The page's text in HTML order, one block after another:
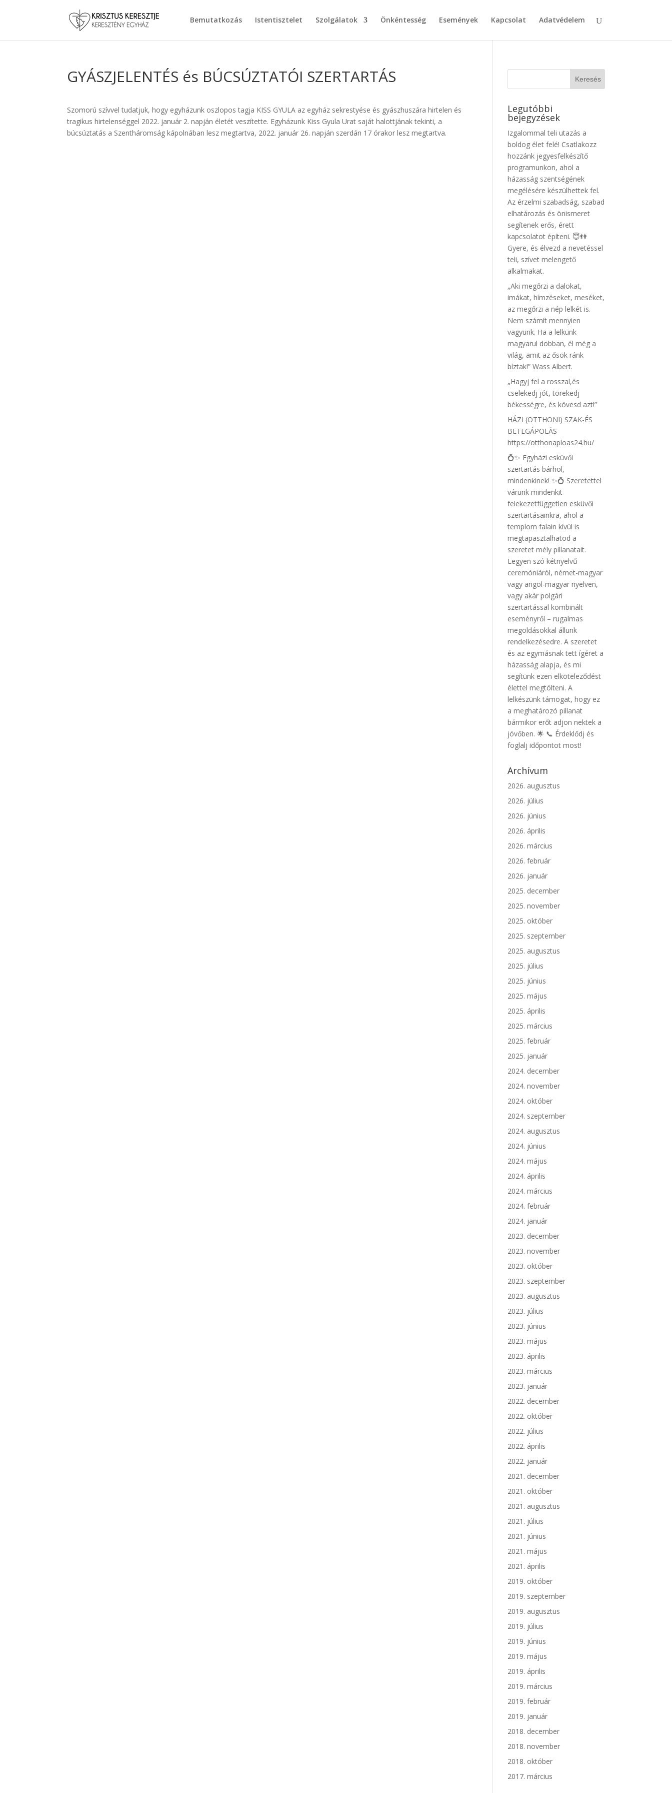
Bemutatkozás Istentisztelet Szolgálatok Önkéntesség Események Kapcsolat Adatvédelem
GYÁSZJELENTÉS és BÚCSÚZTATÓI SZERTARTÁS
Szomorú szívvel tudatjuk, hogy egyházunk oszlopos tagja KISS GYULA az egyház sekrestyése és gyászhuszára hirtelen és
tragikus hirtelenséggel 2022. január 2. napján életét veszítette. Egyházunk Kiss Gyula Urat saját halottjának tekinti, a
búcsúztatás a Szentháromság kápolnában lesz megtartva, 2022. január 26. napján szerdán 17 órakor lesz megtartva.
Legutóbbi
bejegyzések
Izgalommal teli utazás a
boldog élet felé! Csatlakozz
hozzánk jegyesfelkészítő
programunkon, ahol a
házasság szentségének
megélésére készülhettek fel.
Az érzelmi szabadság, szabad
elhatározás és önismeret
segítenek erős, érett
kapcsolatot építeni. 😇👫
Gyere, és élvezd a nevetéssel
teli, szívet melengető
alkalmakat.
„Aki megőrzi a dalokat,
imákat, hímzéseket, meséket,
az megőrzi a nép lelkét is.
Nem számít mennyien
vagyunk. Ha a lelkünk
magyarul dobban, él még a
világ, amit az ősök ránk
bíztak!” Wass Albert.
„Hagyj fel a rosszal,és
cselekedj jót, törekedj
békességre, és kövesd azt!”
HÁZI (OTTHONI) SZAK-ÉS
BETEGÁPOLÁS
https://otthonaploas24.hu/
💍✨ Egyházi esküvői
szertartás bárhol,
mindenkinek! ✨💍 Szeretettel
várunk mindenkit
felekezetfüggetlen esküvői
szertartásainkra, ahol a
templom falain kívül is
megtapasztalhatod a
szeretet mély pillanatait.
Legyen szó kétnyelvű
ceremóniáról, német-magyar
vagy angol-magyar nyelven,
vagy akár polgári
szertartással kombinált
eseményről – rugalmas
megoldásokkal állunk
rendelkezésedre. A szeretet
és az egymásnak tett ígéret a
házasság alapja, és mi
segítünk ezen elköteleződést
élettel megtölteni. A
lelkészünk támogat, hogy ez
a meghatározó pillanat
bármikor erőt adjon nektek a
jövőben. 🌟 📞 Érdeklődj és
foglalj időpontot most!
Archívum
2026. augusztus
2026. július
2026. június
2026. április
2026. március
2026. február
2026. január
2025. december
2025. november
2025. október
2025. szeptember
2025. augusztus
2025. július
2025. június
2025. május
2025. április
2025. március
2025. február
2025. január
2024. december
2024. november
2024. október
2024. szeptember
2024. augusztus
2024. június
2024. május
2024. április
2024. március
2024. február
2024. január
2023. december
2023. november
2023. október
2023. szeptember
2023. augusztus
2023. július
2023. június
2023. május
2023. április
2023. március
2023. január
2022. december
2022. október
2022. július
2022. április
2022. január
2021. december
2021. október
2021. augusztus
2021. július
2021. június
2021. május
2021. április
2019. október
2019. szeptember
2019. augusztus
2019. július
2019. június
2019. május
2019. április
2019. március
2019. február
2019. január
2018. december
2018. november
2018. október
2017. március